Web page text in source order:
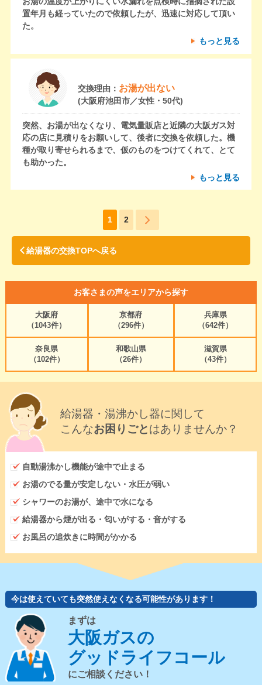
置年月も経っていたので依頼したが、迅速に対応して頂い
た。
もっと見る
交換理由： お湯が出ない
(大阪府池田市／女性・50代)
突然、お湯が出なくなり、電気量販店と近隣の大阪ガス対
応の店に見積りをお願いして、後者に交換を依頼した。機
種が取り寄せられるまで、仮のものをつけてくれて、とて
も助かった。
もっと見る
1 2
給湯器の交換TOPへ戻る
お客さまの声をエリアから探す
大阪府
（1043件）
京都府
（296件）
兵庫県
（642件）
奈良県
（102件）
和歌山県
（26件）
滋賀県
（43件）
給湯器・湯沸かし器に関して
こんなお困りごとはありませんか？
自動湯沸かし機能が途中で止まる
お湯のでる量が安定しない・水圧が弱い
シャワーのお湯が、途中で水になる
給湯器から煙が出る・匂いがする・音がする
お風呂の追炊きに時間がかかる
今は使えていても突然使えなくなる可能性があります！
まずは
大阪ガスの
グッドライフコール
にご相談ください！